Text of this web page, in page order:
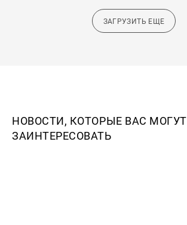
ЗАГРУЗИТЬ ЕЩЕ
НОВОСТИ, КОТОРЫЕ ВАС МОГУТ
ЗАИНТЕРЕСОВАТЬ